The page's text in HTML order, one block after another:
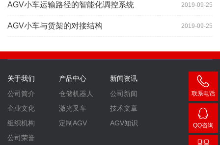
2019-09-25
AGV小车运输路径的智能化调控系统
2019-09-25
AGV小车与货架的对接结构
关于我们
公司简介
企业文化
组织机构
公司荣誉
产品中心
仓储机器人
激光叉车
定制AGV
新闻资讯
公司新闻
技术文章
AGV知识
联系电话
400-
007-
3860
QQ咨询